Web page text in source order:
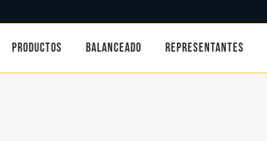
PRODUCTOS BALANCEADO REPRESENTANTES